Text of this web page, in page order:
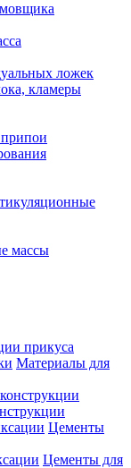
ложек
кламеры
массы
прикуса
Материалы для
Цементы
Цементы для